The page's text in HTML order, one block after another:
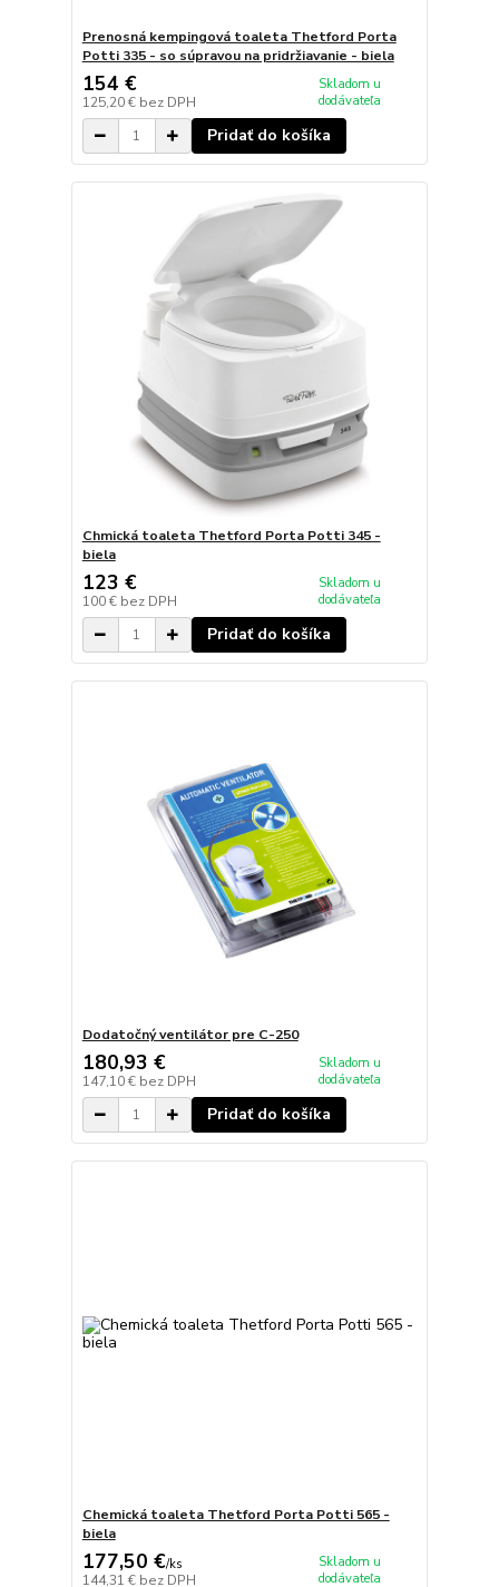
Prenosná kempingová toaleta Thetford Porta
Potti 335 - so súpravou na pridržiavanie - biela
154 €
125,20 € bez DPH
Skladom u
dodávateľa
Pridať do košíka
Chmická toaleta Thetford Porta Potti 345 -
biela
123 €
100 € bez DPH
Skladom u
dodávateľa
Pridať do košíka
Dodatočný ventilátor pre C-250
180,93 €
147,10 € bez DPH
Skladom u
dodávateľa
Pridať do košíka
Chemická toaleta Thetford Porta Potti 565 -
biela
177,50 €/ks
144,31 € bez DPH
Skladom u
dodávateľa